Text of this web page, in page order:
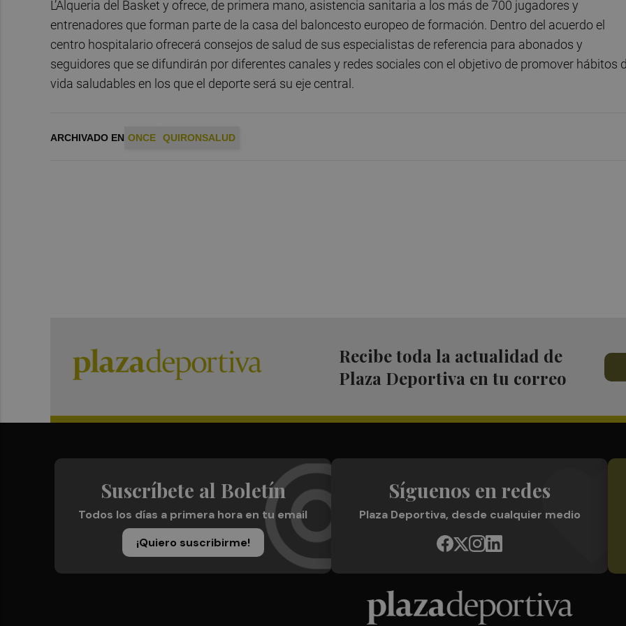
L’Alqueria del Basket y ofrece, de primera mano, asistencia sanitaria a los más de 700 jugadores y
entrenadores que forman parte de la casa del baloncesto europeo de formación. Dentro del acuerdo el
centro hospitalario ofrecerá consejos de salud de sus especialistas de referencia para abonados y
seguidores que se difundirán por diferentes canales y redes sociales con el objetivo de promover hábitos
vida saludables en los que el deporte será su eje central.
ARCHIVADO EN ONCE QUIRONSALUD
Recibe toda la actualidad de
Plaza Deportiva en tu correo
Suscríbete al Boletín
Todos los días a primera hora en tu email
¡Quiero suscribirme!
Síguenos en redes
Plaza Deportiva, desde cualquier medio